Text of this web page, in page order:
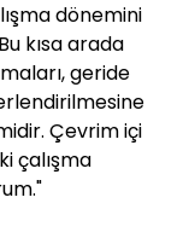
dönemini
kısa arada
geride
Çevrim içi
çalışma